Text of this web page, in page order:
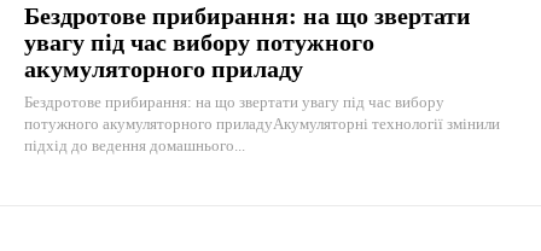
Бездротове прибирання: на що звертати
увагу під час вибору потужного
акумуляторного приладу
Бездротове прибирання: на що звертати увагу під час вибору
потужного акумуляторного приладуАкумуляторні технології змінили
підхід до ведення домашнього...